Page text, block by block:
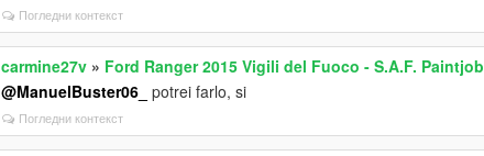
Погледни контекст
carmine27v » Ford Ranger 2015 Vigili del Fuoco - S.A.F. Paintjob
@ManuelBuster06_ potrei farlo, si
Погледни контекст